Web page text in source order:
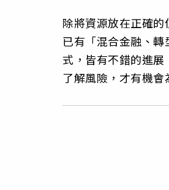
除將資源放在正確
已有「混合金融、
式，皆有不錯的進
了解風險，才有機會